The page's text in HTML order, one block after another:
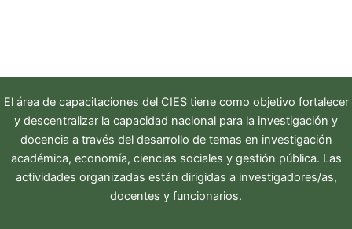
El área de capacitaciones del CIEStiene como objetivo fortalecer
y descentralizar la capacidad nacional para la investigación y
docencia a través del desarrollo de temas en investigación
académica, economía, ciencias sociales y gestión pública. Las
actividades organizadas están dirigidas a investigadores/as,
docentes y funcionarios.